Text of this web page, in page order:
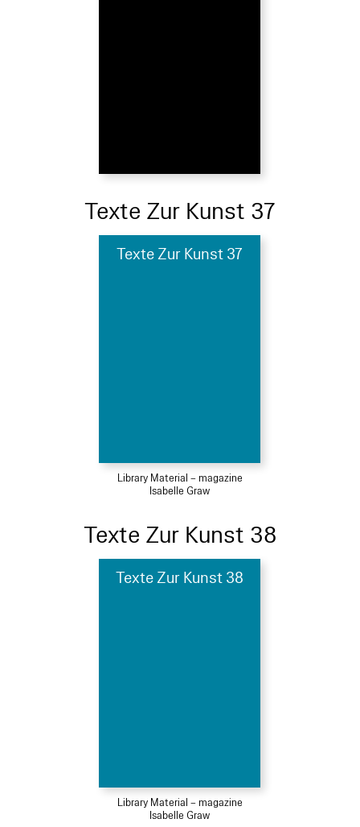
Texte Zur Kunst 37
Texte Zur Kunst 37
Library Material – magazine
Isabelle Graw
Texte Zur Kunst 38
Texte Zur Kunst 38
Library Material – magazine
Isabelle Graw